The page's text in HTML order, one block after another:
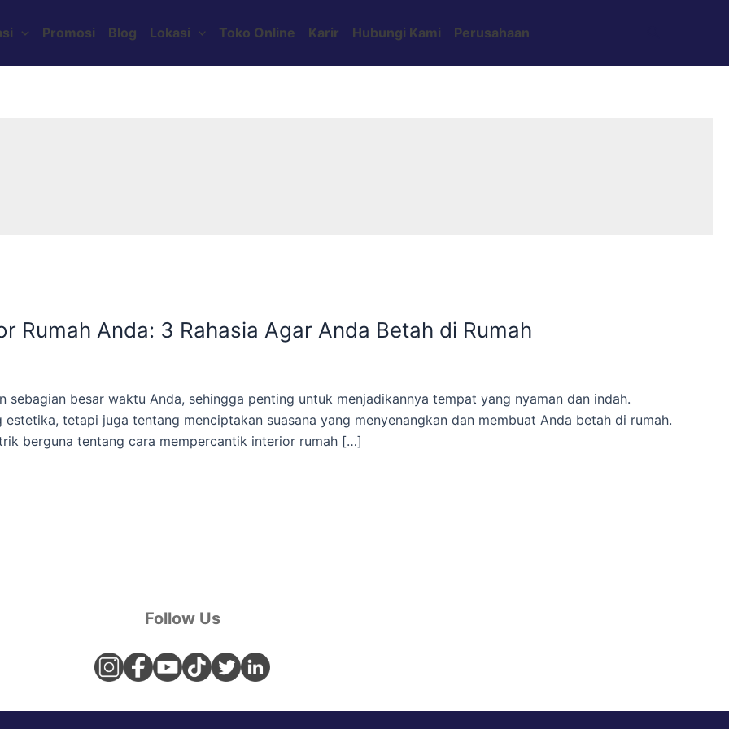
Promosi Blog Lokasi Toko Online Karir Hubungi Kami Perusahaan
Rumah Anda: 3 Rahasia Agar Anda Betah di Rumah
sebagian besar waktu Anda, sehingga penting untuk menjadikannya tempat yang nyaman dan indah.
tetapi juga tentang menciptakan suasana yang menyenangkan dan membuat Anda betah di rumah.
berguna tentang cara mempercantik interior rumah […]
Follow Us